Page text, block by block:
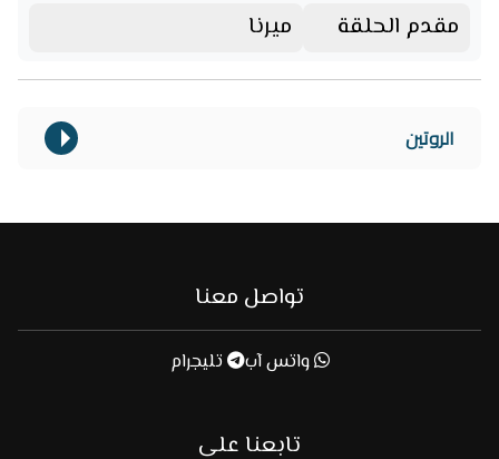
مقدم الحلقة
ميرنا
الروتين
تواصل معنا
واتس آب تليجرام
تابعنا على